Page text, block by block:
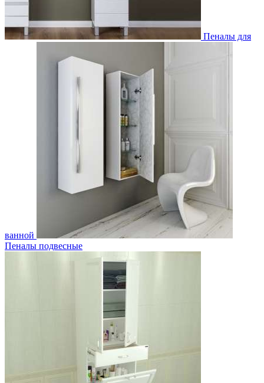
Пеналы для
ванной
Пеналы подвесные